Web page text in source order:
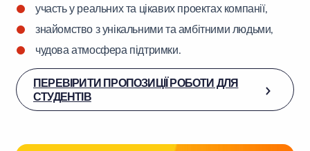
участь у реальних та цікавих проектах компанії,
знайомство з унікальними та амбітними людьми,
чудова атмосфера підтримки.
ПЕРЕВІРИТИ ПРОПОЗИЦІЇ РОБОТИ ДЛЯ
СТУДЕНТІВ